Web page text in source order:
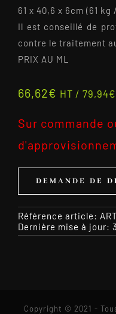
61 x 40,6 x 6cm (61
Il est conseillé de
contre le traitement
PRIX AU ML
66,62€ HT / 79,94€
Sur commande
DEMANDE DE
Référence article:
Dernière mise à jour:
Copyright © 2021 -